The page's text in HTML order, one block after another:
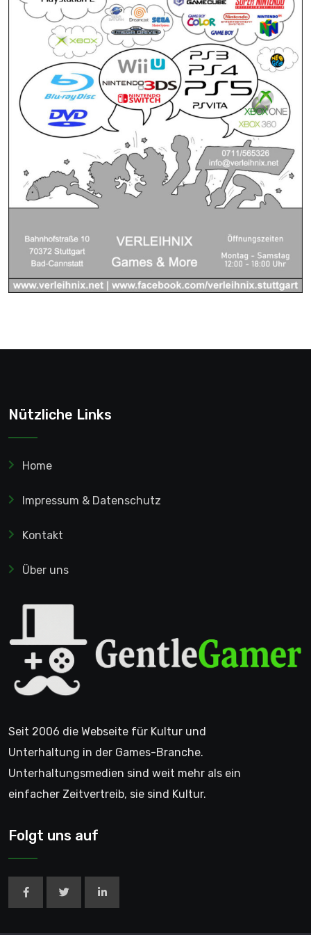
Nützliche Links
Home
Impressum & Datenschutz
Kontakt
Über uns
Seit 2006 die Webseite für Kultur und
Unterhaltung in der Games-Branche.
Unterhaltungsmedien sind weit mehr als ein
einfacher Zeitvertreib, sie sind Kultur.
Folgt uns auf